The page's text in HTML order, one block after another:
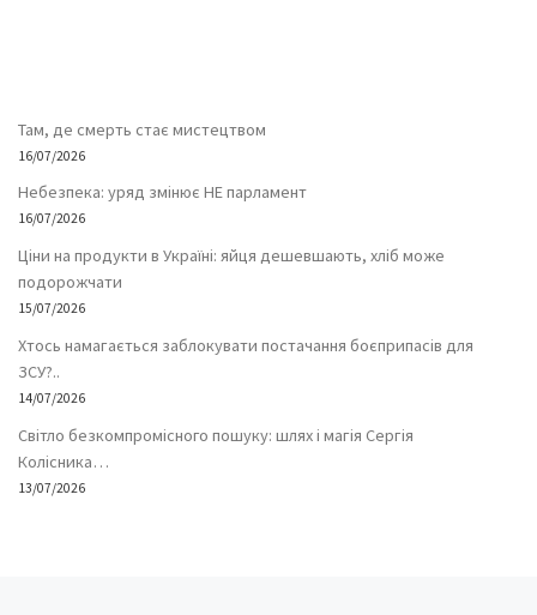
Там, де смерть стає мистецтвом
16/07/2026
Небезпека: уряд змінює НЕ парламент
16/07/2026
Ціни на продукти в Україні: яйця дешевшають, хліб може
подорожчати
15/07/2026
Хтось намагається заблокувати постачання боєприпасів для
ЗСУ?..
14/07/2026
Світло безкомпромісного пошуку: шлях і магія Сергія
Колісника…
13/07/2026